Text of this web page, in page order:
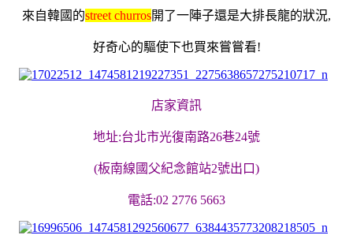
來自韓國的street churros開了一陣子還是大排長龍的狀況,
好奇心的驅使下也買來嘗嘗看!
店家資訊
地址:台北市光復南路26巷24號
(板南線國父紀念館站2號出口)
電話:02 2776 5663